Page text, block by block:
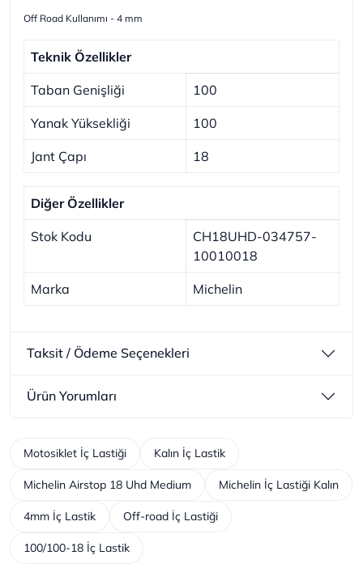
Off Road Kullanımı - 4 mm
Teknik Özellikler
Taban Genişliği 100
Yanak Yüksekliği 100
Jant Çapı 18
Diğer Özellikler
Stok Kodu
CH18UHD-034757-
10010018
Marka Michelin
Taksit / Ödeme Seçenekleri
Ürün Yorumları
Motosiklet İç Lastiği Kalın İç Lastik
Michelin Airstop 18 Uhd Medium Michelin İç Lastiği Kalın
4mm İç Lastik Off-road İç Lastiği
100/100-18 İç Lastik